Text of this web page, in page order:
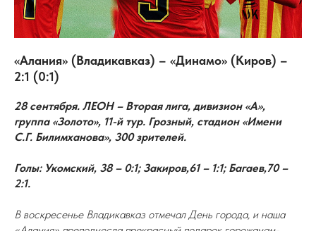
«Алания» (Владикавказ) – «Динамо» (Киров) –
2:1 (0:1)
28 сентября. ЛЕОН – Вторая лига, дивизион «А»,
группа «Золото», 11-й тур. Грозный, стадион «Имени
С.Г. Билимханова», 300 зрителей.
Голы: Укомский, 38 – 0:1; Закиров,61 – 1:1; Багаев,70 –
2:1.
В воскресенье Владикавказ отмечал День города, и наша